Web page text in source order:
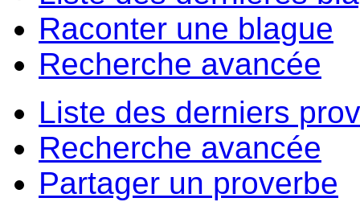
Raconter une blague
Recherche avancée
Liste des derniers
Recherche avancée
Partager un proverbe